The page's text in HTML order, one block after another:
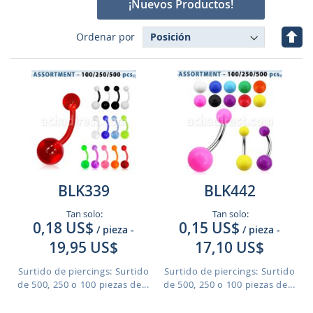
¡Nuevos Productos!
Ordenar por
Fijar
BLK339
Tan solo:
0,18 US$ / pieza -
19,95 US$
Surtido de piercings: Surtido
de 500, 250 o 100 piezas de...
BLK442
Tan solo:
0,15 US$ / pieza -
17,10 US$
Surtido de piercings: Surtido
de 500, 250 o 100 piezas de...